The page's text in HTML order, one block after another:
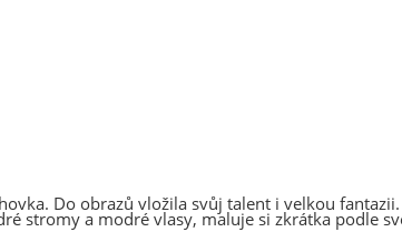
Do obrazů vložila svůj talent i velkou
stromy a modré vlasy, maluje si zkrátka podle